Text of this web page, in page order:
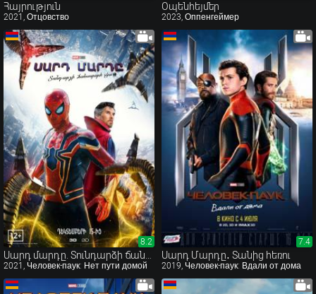
Հայրություն
2021, Отцовство
Օպենհեյմեր
2023, Оппенгеймер
8.2
8.2
Սարդ մարդը. Տունդարձի ճանապարհ չկա
2021, Человек-паук: Нет пути домой
7.4
7.4
Սարդ Մարդը․ Տանից հեռու
2019, Человек-паук: Вдали от дома